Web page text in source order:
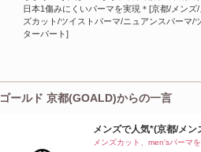
日本1傷みにくいパーマを実現＊[京都/メンズ
ズカット/ツイストパーマ/ニュアンスパーマ/
ターパート]
ゴールド 京都(GOALD)からの一言
メンズで人気*(京都/メ
メンズカット、men'sパーマ